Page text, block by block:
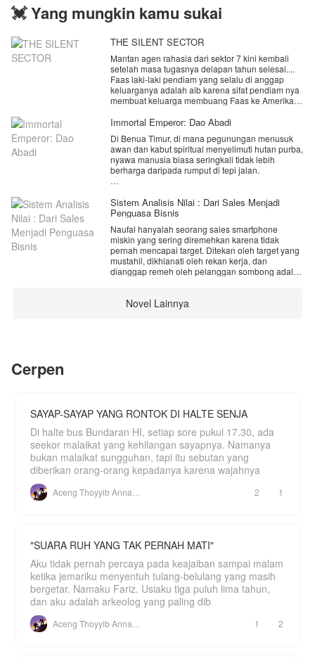
💓 Yang mungkin kamu sukai
THE SILENT SECTOR
Mantan agen rahasia dari sektor 7 kini kembali
setelah masa tugasnya delapan tahun selesai....
Faas laki-laki pendiam yang selalu di anggap
keluarganya adalah aib karena sifat pendiam nya
membuat keluarga membuang Faas ke Amerika
sana, namun bertahun-tahun lamanya, menurut
tidak bisa berbuat apa-apa,selain menghabiskan
uang keluarganya, padahal di balik pendiam nya
Faas , ada rahasia tersembunyi yang tidak ada
satu keluarga nya yang tahu .
_
_
_
Bismillahirrahmanirrahim....
Assalamualaikum...
bertemu lagi dengan author yang suka-suka...
yuk ikuti kisahnya ... , ini kelanjutan cerita tentang
semoga sukaaaaa
dan selamat membaca.... yang tidak suka tinggal
Immortal Emperor: Dao Abadi
Di Benua Timur, di mana pegunungan menusuk
awan dan kabut spiritual menyelimuti hutan purba,
nyawa manusia biasa seringkali tidak lebih
berharga daripada rumput di tepi jalan.
tersembunyi di lembah kecil di kaki Pegunungan
Kabut Hijau. Penduduknya hidup sederhana
yang terkadang terlihat terbang melintasi langit
dengan pedang cahaya. Bagi mereka, para
kultivator itu adalah dewa pelindung.
Namun bagi Li Wei, hari ini, dewa-dewa itu
Li Wei, pemuda berusia lima belas tahun dengan
Sistem Analisis Nilai : Dari Sales Menjadi
Penguasa Bisnis
Naufal hanyalah seorang sales smartphone
miskin yang sering diremehkan karena tidak
pernah mencapai target. Ditekan oleh target yang
mustahil, dikhianati oleh rekan kerja, dan
dianggap remeh oleh pelanggan sombong adalah
​Namun, segalanya berubah saat sebuah suara
mekanis bergema di kepalanya:
pendidikan |
[Tingkat Kepercayaan: 15%]
[Misi Terbuka! Closing produk!]
[Hadiah misi pembukaan RP 10.000.000!]
​Dengan bantuan Sistem Analisis Nilai, Naufal
teknologi.
​Satu per satu wanita hebat mulai masuk ke dalam
hidupnya.
(Spin OFF dari series Novel sistem analisis nilai )
Novel Lainnya
Cerpen
SAYAP-SAYAP YANG RONTOK DI HALTE SENJA
Di halte bus Bundaran HI, setiap sore pukul 17.30, ada
seekor malaikat yang kehilangan sayapnya. Namanya
bukan malaikat sungguhan, tapi itu sebutan yang
diberikan orang-orang kepadanya karena wajahnya
2 1
"SUARA RUH YANG TAK PERNAH MATI"
Aku tidak pernah percaya pada keajaiban sampai malam
ketika jemariku menyentuh tulang-belulang yang masih
bergetar. Namaku Fariz. Usiaku tiga puluh lima tahun,
dan aku adalah arkeolog yang paling dib
1 2